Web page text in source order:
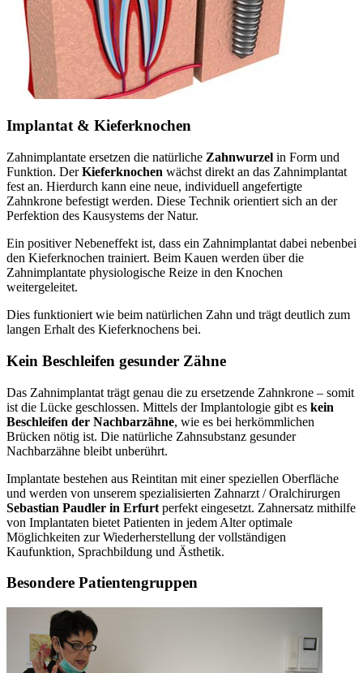
Implantat & Kieferknochen
Zahnimplantate ersetzen die natürliche Zahnwurzel in Form und
Funktion. DerKieferknochen wächst direkt an das Zahnimplantat
fest an. Hierdurch kann eine neue, individuell angefertigte
Zahnkrone befestigt werden. Diese Technik orientiert sich an der
Perfektion des Kausystems der Natur.
Ein positiver Nebeneffekt ist, dass ein Zahnimplantat dabei nebenbei
den Kieferknochen trainiert. Beim Kauen werden über die
Zahnimplantate physiologische Reize in den Knochen
weitergeleitet.
Dies funktioniert wie beim natürlichen Zahn und trägt deutlich zum
langen Erhalt des Kieferknochens bei.
Kein Beschleifen gesunder Zähne
Das Zahnimplantat trägt genau die zu ersetzende Zahnkrone – somit
ist die Lücke geschlossen. Mittels der Implantologie gibt es kein
Beschleifen der Nachbarzähne, wie es bei herkömmlichen
Brücken nötig ist. Die natürliche Zahnsubstanz gesunder
Nachbarzähne bleibt unberührt.
Implantate bestehen aus Reintitan mit einer speziellen Oberfläche
und werden von unserem spezialisierten Zahnarzt / Oralchirurgen
Sebastian Paudler in Erfurt perfekt eingesetzt. Zahnersatz mithilfe
von Implantaten bietet Patienten in jedem Alter optimale
Möglichkeiten zur Wiederherstellung der vollständigen
Kaufunktion, Sprachbildung und Ästhetik.
Besondere Patientengruppen